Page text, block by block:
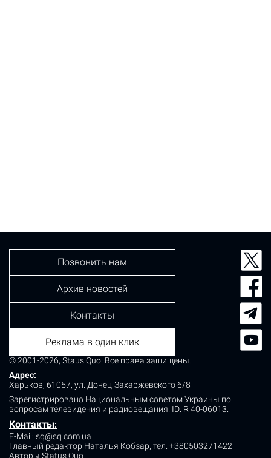
© 2001-2026, Staus Quo. Все права защищены.
Адрес:
Харьков, 61057, ул. Донец-Захаржевского 6/8
Зарегистрировано Национальным советом Украины по
вопросам телевидения и радиовещания. ID: R 40-06013.
Контакты:
E-Mail: sq@sq.com.ua
Главный редактор Наталья Кобзар, тел. +380503271422
Авторы Status Quo
Позвонить нам
Архив новостей
Контакты
Реклама в один клик